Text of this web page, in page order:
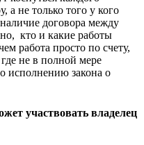
а не только того у кого
договора между
кто и какие работы
работа просто по счету,
не в полной мере
исполнению закона о
участвовать владелец